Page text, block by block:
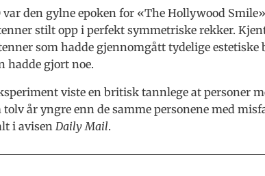
var den gylne epoken for «The Hollywood
stilt opp i perfekt symmetriske rekker.
som hadde gjennomgått tydelige estetiske
hadde gjort noe.
viste en britisk tannlege at personer
år yngre enn de samme personene med
i avisen Daily Mail.